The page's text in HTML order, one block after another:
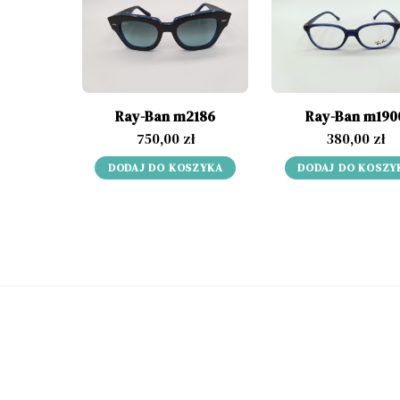
Ray-Ban m2186
750,00 zł
DODAJ DO KOSZYKA
Ray-Ban
380,00 zł
DODAJ DO